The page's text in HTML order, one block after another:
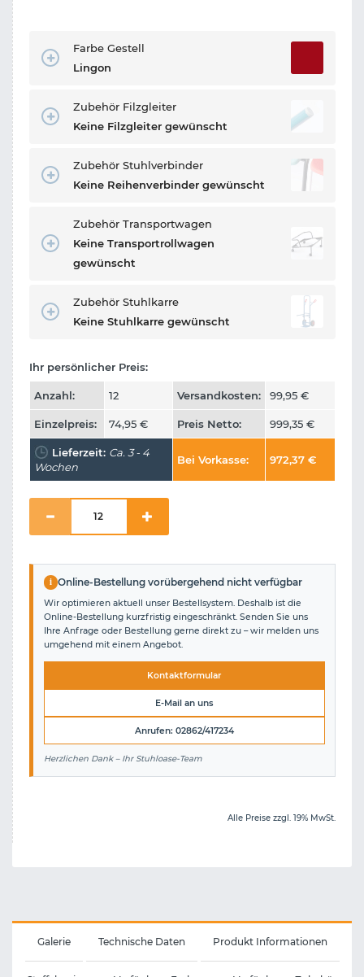
Farbe Gestell
Lingon
Zubehör Filzgleiter
Keine Filzgleiter gewünscht
Zubehör Stuhlverbinder
Keine Reihenverbinder gewünscht
Zubehör Transportwagen
Keine Transportrollwagen
gewünscht
Zubehör Stuhlkarre
Keine Stuhlkarre gewünscht
Ihr persönlicher Preis:
Anzahl: 12 Versandkosten: 99,95 €
Einzelpreis: 74,95 € Preis Netto: 999,35 €
Lieferzeit: Ca. 3 - 4
Wochen
Bei Vorkasse: 972,37 €
i Online-Bestellung vorübergehend nicht verfügbar
Wir optimieren aktuell unser Bestellsystem. Deshalb ist die
Online-Bestellung kurzfristig eingeschränkt. Senden Sie uns
Ihre Anfrage oder Bestellung gerne direkt zu – wir melden uns
umgehend mit einem Angebot.
Kontaktformular
E-Mail an uns
Anrufen: 02862/417234
Herzlichen Dank – Ihr Stuhloase-Team
Alle Preise zzgl. 19% MwSt.
Galerie Technische Daten Produkt Informationen